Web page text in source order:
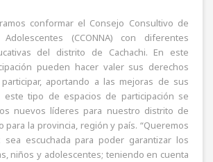
conformar el Consejo Consultivo de
(CCONNA) con diferentes
del distrito de Cachachi. En este
pueden hacer valer sus derechos
aportando a las mejoras de sus
este tipo de espacios de participación se
nuevos líderes para nuestro distrito de
para la provincia, región y país. “Queremos
escuchada para poder garantizar los
niños y adolescentes; teniendo en cuenta